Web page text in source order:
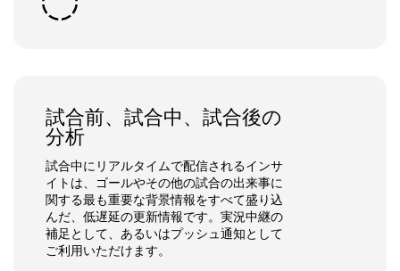
試合前、試合中、試合後の
分析
試合中にリアルタイムで配信されるインサ
イトは、ゴールやその他の試合の出来事に
関する最も重要な背景情報をすべて盛り込
んだ、低遅延の更新情報です。実況中継の
補足として、あるいはプッシュ通知として
ご利用いただけます。